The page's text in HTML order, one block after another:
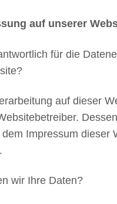
auf unserer
für die
auf dieser
Impressum dieser
wir Ihre Daten?